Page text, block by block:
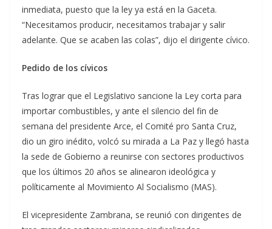
inmediata, puesto que la ley ya está en la Gaceta.
“Necesitamos producir, necesitamos trabajar y salir
adelante. Que se acaben las colas”, dijo el dirigente cívico.
Pedido de los cívicos
Tras lograr que el Legislativo sancione la Ley corta para
importar combustibles, y ante el silencio del fin de
semana del presidente Arce, el Comité pro Santa Cruz,
dio un giro inédito, volcó su mirada a La Paz y llegó hasta
la sede de Gobierno a reunirse con sectores productivos
que los últimos 20 años se alinearon ideológica y
políticamente al Movimiento Al Socialismo (MAS).
El vicepresidente Zambrana, se reunió con dirigentes de